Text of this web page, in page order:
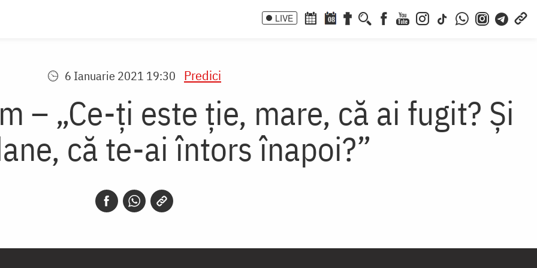
LIVE 08
6 Ianuarie 2021 19:30 Predici
– „Ce-ţi este ţie, mare, că ai fugit? Şi
că te-ai întors înapoi?”